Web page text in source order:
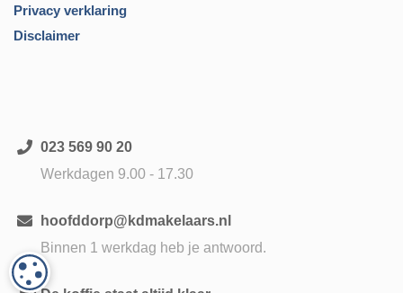
Privacy verklaring
Disclaimer
023 569 90 20
Werkdagen 9.00 - 17.30
hoofddorp@kdmakelaars.nl
Binnen 1 werkdag heb je antwoord.
COOKIE-INSTELLINGEN